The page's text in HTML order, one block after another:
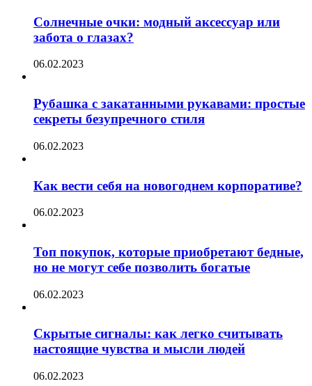
Солнечные очки: модный аксессуар или
забота о глазах?
06.02.2023
Рубашка с закатанными рукавами: простые
секреты безупречного стиля
06.02.2023
Как вести себя на новогоднем корпоративе?
06.02.2023
Топ покупок, которые приобретают бедные,
но не могут себе позволить богатые
06.02.2023
Скрытые сигналы: как легко считывать
настоящие чувства и мысли людей
06.02.2023